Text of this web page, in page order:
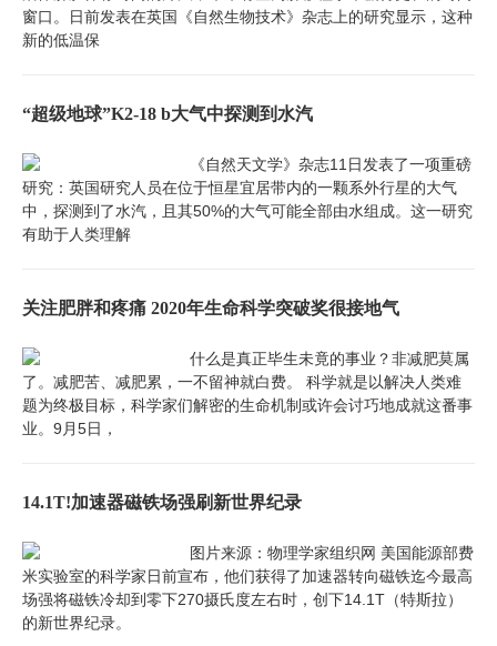
窗口。日前发表在英国《自然生物技术》杂志上的研究显示，这种
新的低温保
“超级地球”K2-18 b大气中探测到水汽
《自然天文学》杂志11日发表了一项重磅
研究：英国研究人员在位于恒星宜居带内的一颗系外行星的大气
中，探测到了水汽，且其50%的大气可能全部由水组成。这一研究
有助于人类理解
关注肥胖和疼痛 2020年生命科学突破奖很接地气
什么是真正毕生未竟的事业？非减肥莫属
了。减肥苦、减肥累，一不留神就白费。 科学就是以解决人类难
题为终极目标，科学家们解密的生命机制或许会讨巧地成就这番事
业。9月5日，
14.1T!加速器磁铁场强刷新世界纪录
图片来源：物理学家组织网 美国能源部费
米实验室的科学家日前宣布，他们获得了加速器转向磁铁迄今最高
场强将磁铁冷却到零下270摄氏度左右时，创下14.1T（特斯拉）
的新世界纪录。